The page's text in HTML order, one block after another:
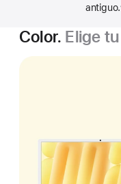
antiguo.
pie
de
Color. Elige